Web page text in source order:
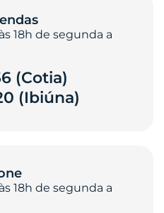
18h de segunda a
(Cotia)
(Ibiúna)
18h de segunda a